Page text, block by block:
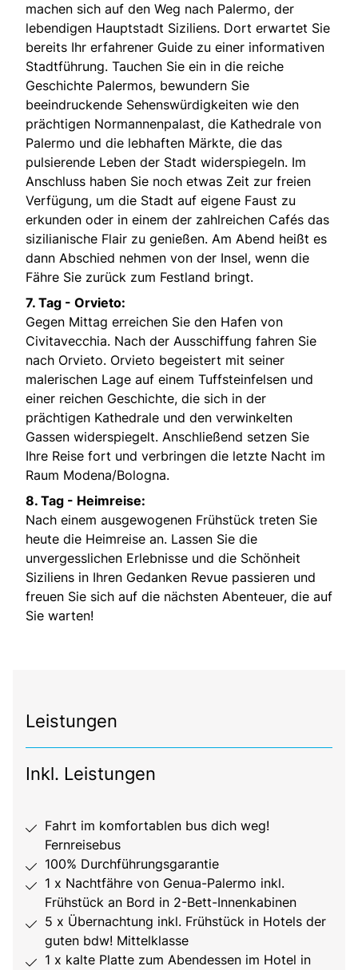
machen sich auf den Weg nach Palermo, der
lebendigen Hauptstadt Siziliens. Dort erwartet Sie
bereits Ihr erfahrener Guide zu einer informativen
Stadtführung. Tauchen Sie ein in die reiche
Geschichte Palermos, bewundern Sie
beeindruckende Sehenswürdigkeiten wie den
prächtigen Normannenpalast, die Kathedrale von
Palermo und die lebhaften Märkte, die das
pulsierende Leben der Stadt widerspiegeln. Im
Anschluss haben Sie noch etwas Zeit zur freien
Verfügung, um die Stadt auf eigene Faust zu
erkunden oder in einem der zahlreichen Cafés das
sizilianische Flair zu genießen. Am Abend heißt es
dann Abschied nehmen von der Insel, wenn die
Fähre Sie zurück zum Festland bringt.
7. Tag - Orvieto:
Gegen Mittag erreichen Sie den Hafen von
Civitavecchia. Nach der Ausschiffung fahren Sie
nach Orvieto. Orvieto begeistert mit seiner
malerischen Lage auf einem Tuffsteinfelsen und
einer reichen Geschichte, die sich in der
prächtigen Kathedrale und den verwinkelten
Gassen widerspiegelt. Anschließend setzen Sie
Ihre Reise fort und verbringen die letzte Nacht im
Raum Modena/Bologna.
8. Tag - Heimreise:
Nach einem ausgewogenen Frühstück treten Sie
heute die Heimreise an. Lassen Sie die
unvergesslichen Erlebnisse und die Schönheit
Siziliens in Ihren Gedanken Revue passieren und
freuen Sie sich auf die nächsten Abenteuer, die auf
Sie warten!
Leistungen
Inkl. Leistungen
Fahrt im komfortablen bus dich weg!
Fernreisebus
100% Durchführungsgarantie
1 x Nachtfähre von Genua-Palermo inkl.
Frühstück an Bord in 2-Bett-Innenkabinen
5 x Übernachtung inkl. Frühstück in Hotels der
guten bdw! Mittelklasse
1 x kalte Platte zum Abendessen im Hotel in